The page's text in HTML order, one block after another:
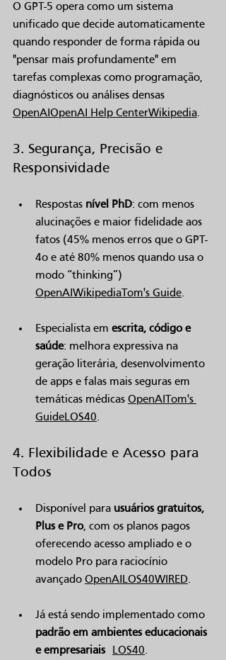
O GPT-5 opera como um sistema
unificado que decide automaticamente
quando responder de forma rápida ou
"pensar mais profundamente" em
tarefas complexas como programação,
diagnósticos ou análises densas
OpenAI OpenAI Help CenterWikipedia.
3. Segurança, Precisão e
Responsividade
Respostas nível PhD: com menos
alucinações e maior fidelidade aos
fatos (45% menos erros que o GPT-
4o e até 80% menos quando usa o
modo “thinking”)
OpenAI Wikipedia Tom's Guide.
Especialista em escrita, código e
saúde: melhora expressiva na
geração literária, desenvolvimento
de apps e falas mais seguras em
temáticas médicas OpenAI
Tom's
GuideLOS40.
4. Flexibilidade e Acesso para
Todos
Disponível para usuários gratuitos,
Plus e Pro, com os planos pagos
oferecendo acesso ampliado e o
modelo Pro para raciocínio
avançado OpenAI LOS40WIRED.
Já está sendo implementado como
padrão em ambientes educacionais
e empresariais
LOS40.